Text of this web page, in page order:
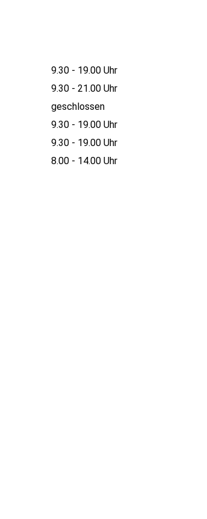
9.30 - 19.00 Uhr
9.30 - 21.00 Uhr
geschlossen
9.30 - 19.00 Uhr
9.30 - 19.00 Uhr
8.00 - 14.00 Uhr